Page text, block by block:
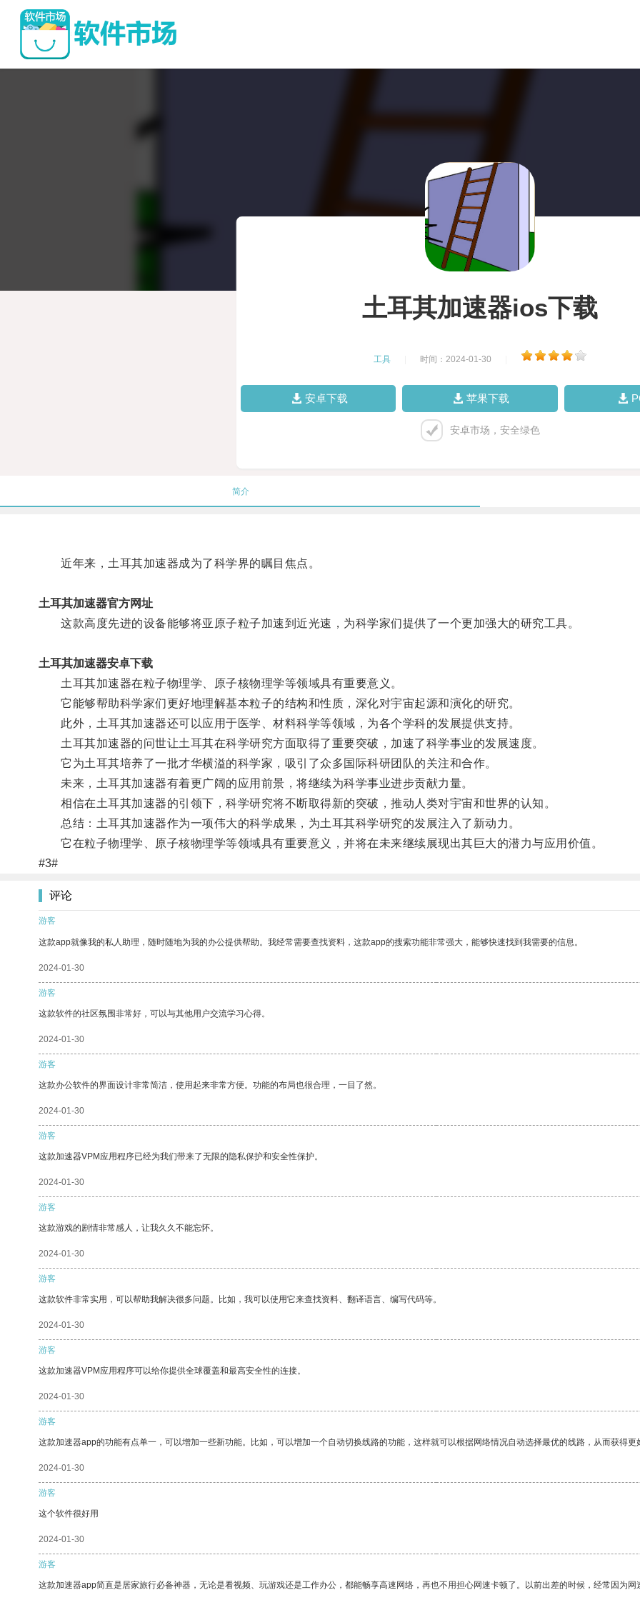
土耳其加速器ios下载
工具 时间：2024-01-30
安卓下载 苹果下载
安卓市场，安全绿色
简介
近年来，土耳其加速器成为了科学界的瞩目焦点。
土耳其加速器官方网址
这款高度先进的设备能够将亚原子粒子加速到近光速，为科学家们提供了一个更加强大的研究工具。
土耳其加速器安卓下载
土耳其加速器在粒子物理学、原子核物理学等领域具有重要意义。
它能够帮助科学家们更好地理解基本粒子的结构和性质，深化对宇宙起源和演化的研究。
此外，土耳其加速器还可以应用于医学、材料科学等领域，为各个学科的发展提供支持。
土耳其加速器的问世让土耳其在科学研究方面取得了重要突破，加速了科学事业的发展速度。
它为土耳其培养了一批才华横溢的科学家，吸引了众多国际科研团队的关注和合作。
未来，土耳其加速器有着更广阔的应用前景，将继续为科学事业进步贡献力量。
相信在土耳其加速器的引领下，科学研究将不断取得新的突破，推动人类对宇宙和世界的认知。
总结：土耳其加速器作为一项伟大的科学成果，为土耳其科学研究的发展注入了新动力。
它在粒子物理学、原子核物理学等领域具有重要意义，并将在未来继续展现出其巨大的潜力与应用价值。
#3#
评论
游客
这款app就像我的私人助理，随时随地为我的办公提供帮助。我经常需要查找资料，这款app的搜索功能非常强大，能够快速找到我需要的信息。
2024-01-30
游客
这款软件的社区氛围非常好，可以与其他用户交流学习心得。
2024-01-30
游客
这款办公软件的界面设计非常简洁，使用起来非常方便。功能的布局也很合理，一目了然。
2024-01-30
游客
这款加速器VPM应用程序已经为我们带来了无限的隐私保护和安全性保护。
2024-01-30
游客
这款游戏的剧情非常感人，让我久久不能忘怀。
2024-01-30
游客
这款软件非常实用，可以帮助我解决很多问题。比如，我可以使用它来查找资料、翻译语言、编写代码等。
2024-01-30
游客
这款加速器VPM应用程序可以给你提供全球覆盖和最高安全性的连接。
2024-01-30
游客
这款加速器app的功能有点单一，可以增加一些新功能。比如，可以增加一个自动切换线路的功能，这样就可以根据网络情况自动选择最优的线路，从而获得更
2024-01-30
游客
这个软件很好用
2024-01-30
游客
这款加速器app简直是居家旅行必备神器，无论是看视频、玩游戏还是工作办公，都能畅享高速网络，再也不用担心网速卡顿了。以前出差的时候，经常因为